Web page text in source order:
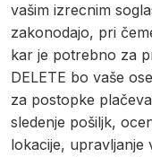
vašim izrecnim
zakonodajo, pri
kar je potrebno za
DELETE bo vaše
za postopke
sledenje pošiljk,
lokacije, upravljanje